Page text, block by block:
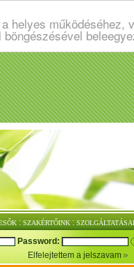
helyes
: SZAKÉRTŐINK :
Password:
Elfelejtettem a jelszavam